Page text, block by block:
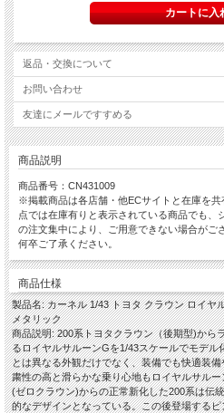
返品・交換について
お問い合わせ
友達にメールですすめる
商品説明
商品番号：CN431009
※掲載商品は各店舗・他ECサイトと在庫を
点では在庫有りと表示されている商品でも、
の注文集中により、ご用意できない場合がご
何卒ご了承ください。
商品仕様
製品名: カーネル 1/43 トヨタ クラウン ロイヤ
メタリック
商品説明: 200系トヨタクラウン（後期型)から
るロイヤルサルーンGを1/43スケールでモデ
とは異なる外観だけでなく、装備でも快適装
粛性の高と滑らかな乗り心地もロイヤルサル
(ゼロクラウン)からの正常新化した200系は伝
的なデザインとなっている。この後登場する